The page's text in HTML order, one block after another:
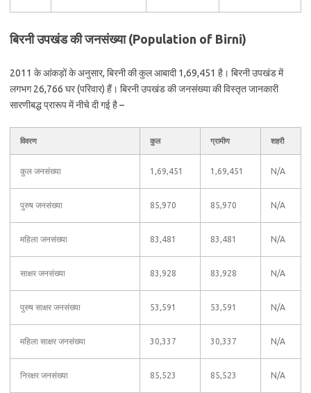
बिरनी उपखंड की जनसंख्या (Population of Birni)
2011 के आंकड़ों के अनुसार, बिरनी की कुल आबादी 1,69,451 है। बिरनी उपखंड में
लगभग 26,766 घर (परिवार) हैं। बिरनी उपखंड की जनसंख्या की विस्तृत जानकारी
सारणीबद्ध प्रारूप में नीचे दी गई है –
विवरण कुल ग्रामीण शहरी
कुल जनसंख्या 1,69,451 1,69,451 N/A
पुरुष जनसंख्या 85,970 85,970 N/A
महिला जनसंख्या 83,481 83,481 N/A
साक्षर जनसंख्या 83,928 83,928 N/A
पुरुष साक्षर जनसंख्या 53,591 53,591 N/A
महिला साक्षर जनसंख्या 30,337 30,337 N/A
निरक्षर जनसंख्या 85,523 85,523 N/A